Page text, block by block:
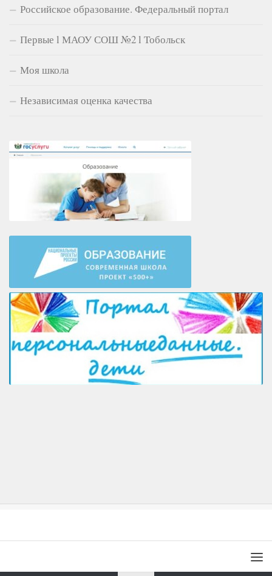
Российское образование. Федеральный портал
Первые l МАОУ СОШ №2 l Тобольск
Моя школа
Независимая оценка качества